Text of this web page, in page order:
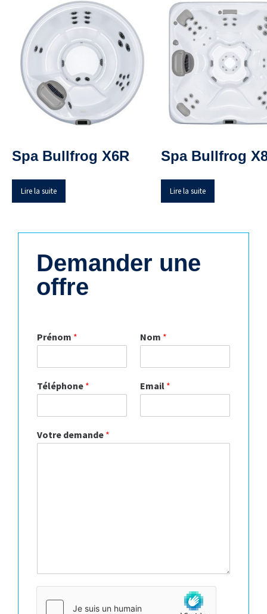
Spa Bullfrog X6R
Lire la suite
Spa Bullfrog
Lire la suite
Demander une
offre
Prénom * Nom *
Téléphone * Email *
Votre demande *